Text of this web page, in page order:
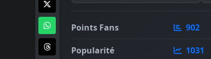
Points Fans 902
Popularité 1031